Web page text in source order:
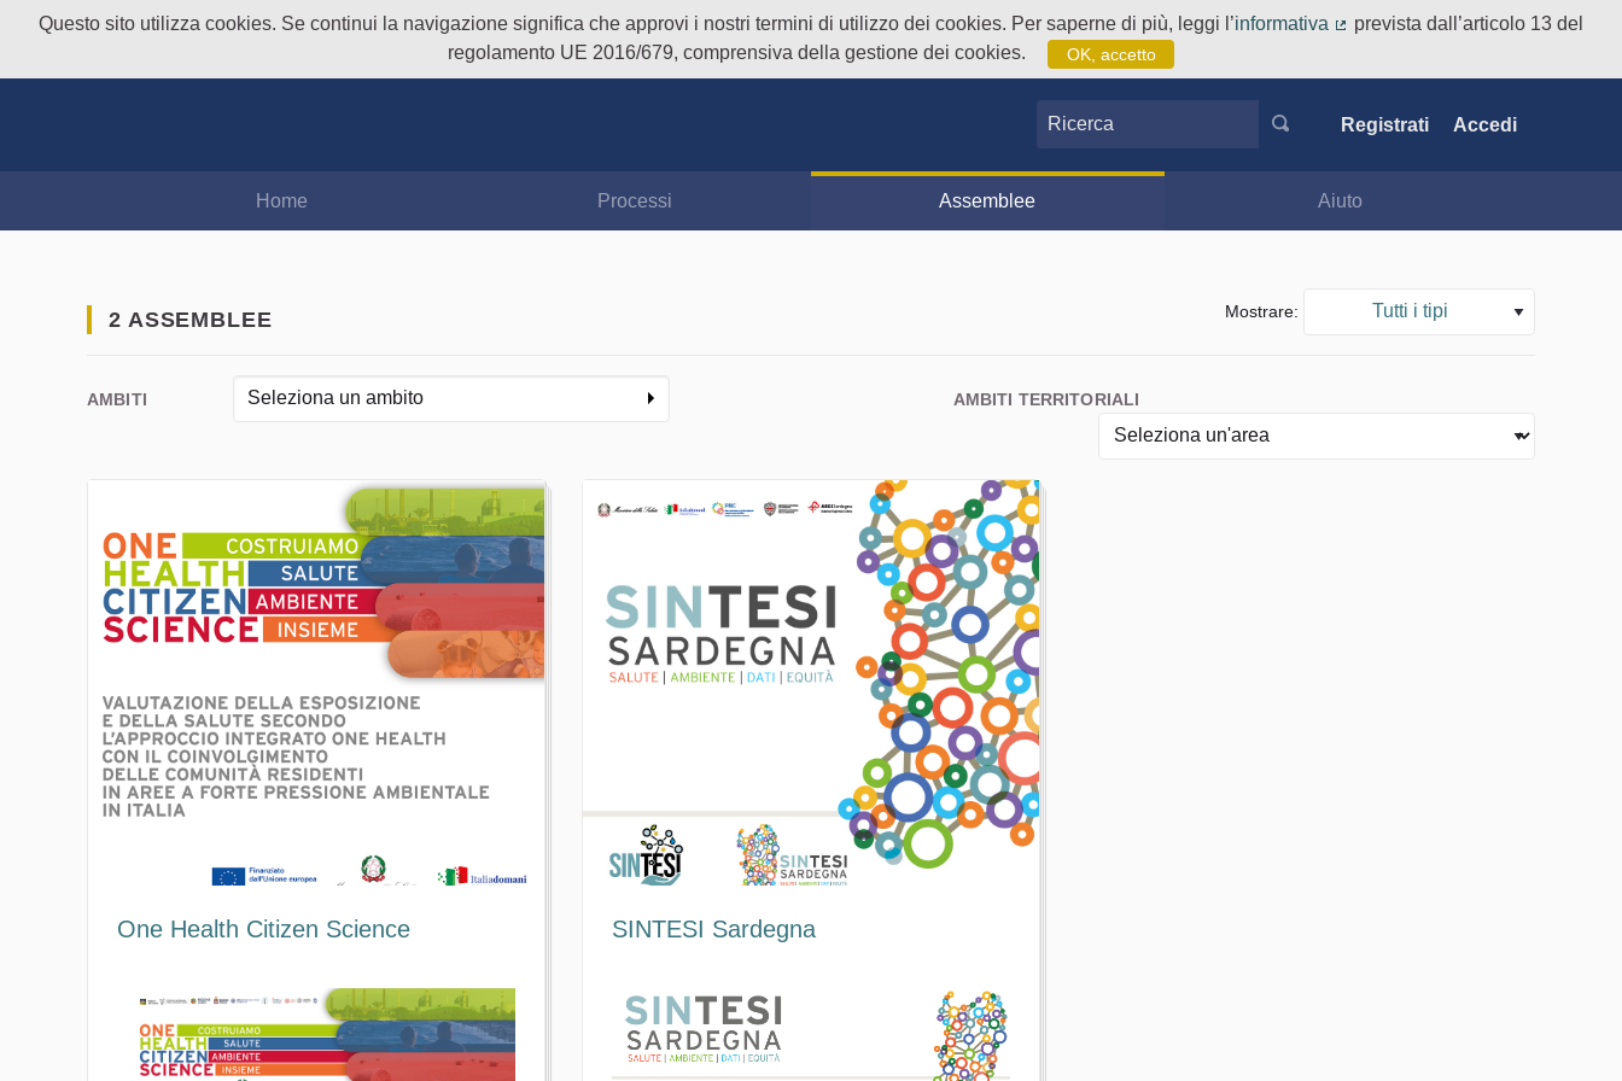
Questo sito utilizza cookies. Se continui la navigazione significa che approvi i nostri termini di utilizzo dei cookies. Per saperne di più, leggi l’informativa
prevista dall’articolo 13 del
regolamento UE 2016/679, comprensiva della gestione dei cookies.
OK, accetto
Ricerca Registrati Accedi
Home Processi Assemblee Aiuto
2 ASSEMBLEE Mostrare: Tutti i tipi
AMBITI Seleziona un ambito AMBITI TERRITORIALI
One Health Citizen Science SINTESI Sardegna